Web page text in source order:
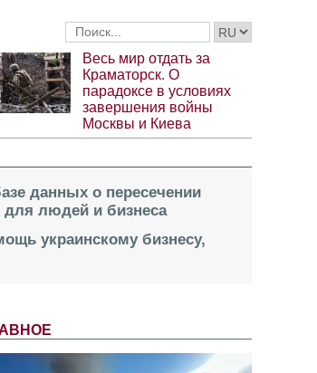
Весь мир отдать за
Краматорск. О
парадоксе в условиях
завершения войны
Москвы и Киева
данных о пересечении
для людей и бизнеса
украинскому бизнесу,